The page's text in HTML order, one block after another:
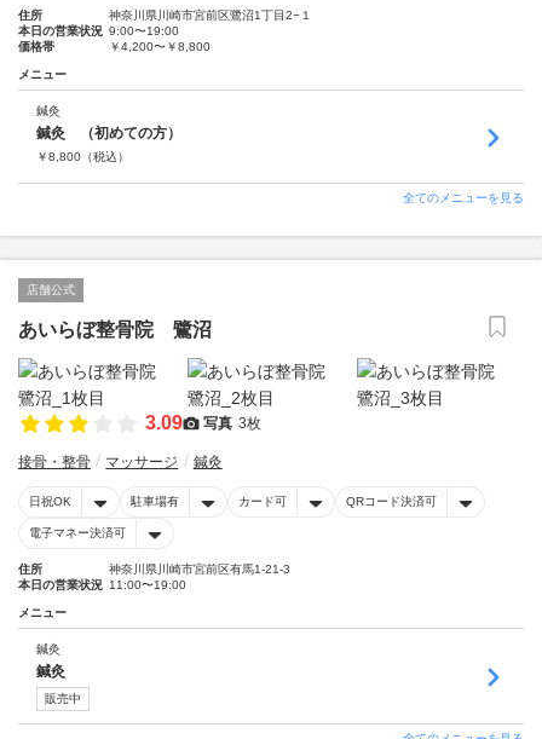
住所
神奈川県川崎市宮前区鷺沼1丁目2−１
本日の営業状況 9:00〜19:00
価格帯
￥4,200〜￥8,800
メニュー
鍼灸
鍼灸 （初めての方）
￥8,800 （税込）
全てのメニューを見る
店舗公式
あいらぼ整骨院 鷺沼
3.09 写真 3枚
接骨・整骨 マッサージ 鍼灸
日祝OK 駐車場有 カード可 QRコード決済可
電子マネー決済可
住所
神奈川県川崎市宮前区有馬1-21-3
本日の営業状況 11:00〜19:00
メニュー
鍼灸
鍼灸
販売中